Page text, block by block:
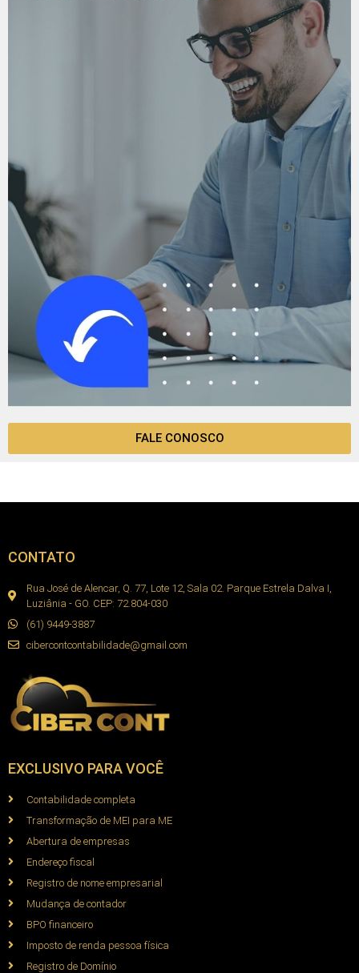
FALE CONOSCO
CONTATO
Rua José de Alencar, Q. 77, Lote 12, Sala 02. Parque Estrela Dalva I,
Luziânia - GO. CEP: 72.804-030
(61) 9449-3887
cibercontcontabilidade@gmail.com
EXCLUSIVO PARA VOCÊ
Contabilidade completa
Transformação de MEI para ME
Abertura de empresas
Endereço fiscal
Registro de nome empresarial
Mudança de contador
BPO financeiro
Imposto de renda pessoa física
Registro de Domínio